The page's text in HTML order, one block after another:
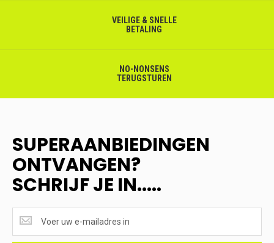
VEILIGE & SNELLE
BETALING
NO-NONSENS
TERUGSTUREN
SUPERAANBIEDINGEN
ONTVANGEN?
SCHRIJF JE IN.....
ONTVANGEN?
<br>SCHRIJF